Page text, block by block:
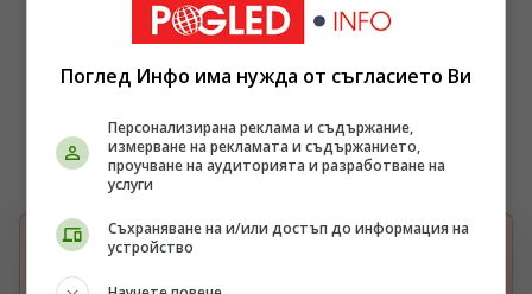
БЪРЗА НАСТРОЙКА В GOOGLE
Поглед Инфо има нужда от съгласието Ви
Персонализирана реклама и съдържание,
измерване на рекламата и съдържанието,
проучване на аудиторията и разработване на
услуги
Съхраняване на и/или достъп до информация на
устройство